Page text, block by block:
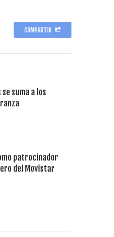
COMPARTIR
suma a los
patrocinador
del Movistar